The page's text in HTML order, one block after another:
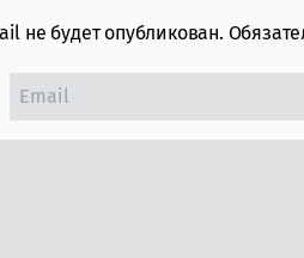
не будет опубликован.